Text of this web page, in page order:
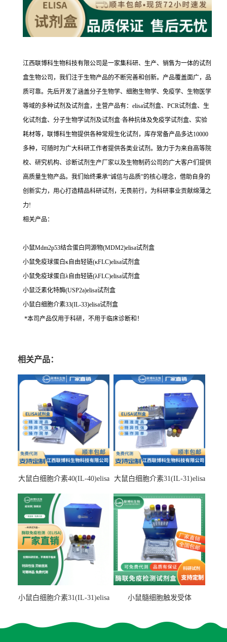
江西联博科生物科技有限公司是一家集科研、生产、销售为一体的试剂
盒生物公司，我们注于生物产品的不断完善和创新。产品覆盖面广，品
质可靠。先后开发了涵盖分子生物学、细胞生物学、免疫学、生物医学
等域的多种试剂及试剂盒，主营产品有：elisa试剂盒、PCR试剂盒、生
化试剂盒、分子生物学试剂及试剂盒·各种抗体及免疫学试剂盒、实验
耗材等，联博科生物提供各种常规生化试剂，库存常备产品多达10000
多种，可随时为广大科研工作者提供各类业试剂。致力于为来自高等院
校、研究机构、诊断试剂生产厂家以及生物制药公司的广大客户们提供
高质量生物产品。我们始终秉承“诚信与品质”的核心理念，借助自身的
创新实力，用心打造精品科研试剂，无畏前行，为科研事业贡献绵薄之
力!
相关产品：
小鼠Mdm2p53结合蛋白同源物(MDM2)elisa试剂盒
小鼠免疫球蛋白κ自由轻链(κFLC)elisa试剂盒
小鼠免疫球蛋白λ自由轻链(λFLC)elisa试剂盒
小鼠泛素化特酶(USP2a)elisa试剂盒
小鼠白细胞介素33(IL-33)elisa试剂盒
*本司产品仅用于科研，不用于临床诊断和！
相关产品：
大鼠白细胞介素40(IL-40)elisa
大鼠白细胞介素31(IL-31)elisa
小鼠白细胞介素31(IL-31)elisa
小鼠髓细胞触发受体